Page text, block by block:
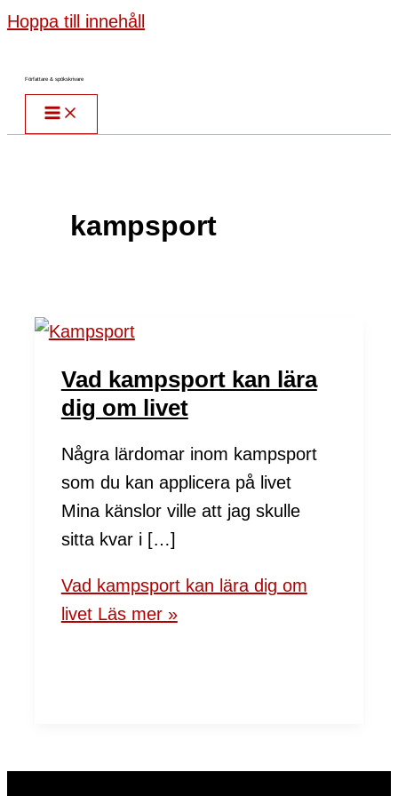
Hoppa till innehåll
Författare & spökskrivare
kampsport
Vad kampsport kan lära
dig om livet
Några lärdomar inom kampsport
som du kan applicera på livet
Mina känslor ville att jag skulle
sitta kvar i […]
Vad kampsport kan lära dig om
livetLäs mer »